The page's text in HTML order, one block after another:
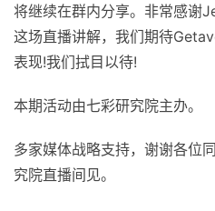
将继续在群内分享。非常感谢
这场直播讲解，我们期待
表现!我们拭目以待!
本期活动由七彩研究院主办。
多家媒体战略支持，谢谢各位
究院直播间见。